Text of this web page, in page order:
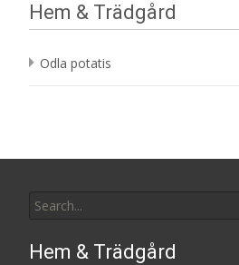
Hem & Trädgård
Odla potatis
for:
Hem & Trädgård